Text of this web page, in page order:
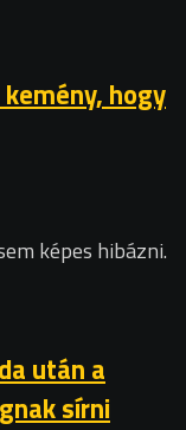
hogy
képes hibázni.
után a
sírni